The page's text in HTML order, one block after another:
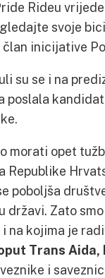
Rideu
svoje
inicijative
su se i na
poslala
morati opet
Republike
poboljša
Zato
na kojima je
Trans
i